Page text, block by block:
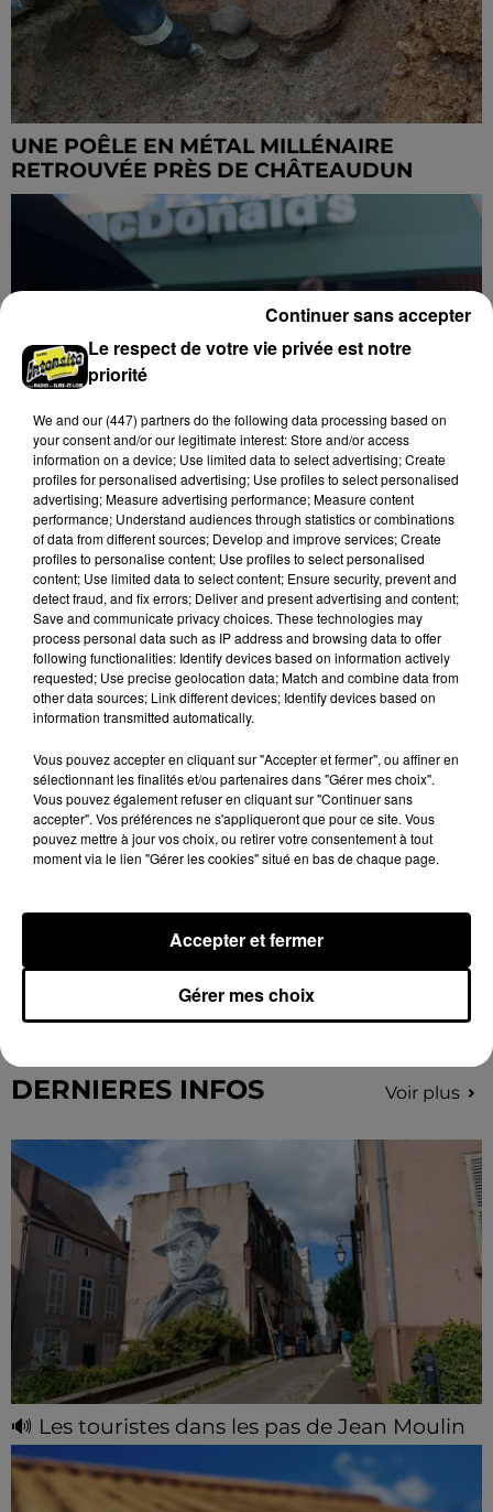
UNE POÊLE EN MÉTAL MILLÉNAIRE
RETROUVÉE PRÈS DE CHÂTEAUDUN
🔊 LE MCDONALD'S D'ILLIERS-COMBRAY
OUVRE SES PORTES ET MISE SUR...
🔊 « CELUI QUI DÉCIDE PAIE » : À DREUX,
LES DÉPARTEMENTS RÉCLAMENT...
DERNIERES INFOS Voir plus
🔊 Les touristes dans les pas de Jean Moulin
Le « tourisme de mémoire » s'invite dans les sorties
estivales de Chartres Tourisme.
Le respect de votre vie privée est notre
priorité
We and our (447) partnersdo the following data processing based on
your consent and/or our legitimate interest: Store and/or access
information on a device; Use limited data to select advertising; Create
profiles for personalised advertising; Use profiles to select personalised
advertising; Measure advertising performance; Measure content
performance; Understand audiences through statistics or combinations
of data from different sources; Develop and improve services; Create
profiles to personalise content; Use profiles to select personalised
content; Use limited data to select content; Ensure security, prevent and
detect fraud, and fix errors; Deliver and present advertising and content;
Save and communicate privacy choices. These technologies may
process personal data such as IP address and browsing data to offer
following functionalities: Identify devices based on information actively
requested; Use precise geolocation data; Match and combine data from
other data sources; Link different devices; Identify devices based on
information transmitted automatically.
Vous pouvez accepter en cliquant sur "Accepter et fermer", ou affiner en
sélectionnant les finalités et/ou partenaires dans "Gérer mes choix".
Vous pouvez également refuser en cliquant sur "Continuer sans
accepter". Vos préférences ne s'appliqueront que pour ce site. Vous
pouvez mettre à jour vos choix, ou retirer votre consentement à tout
moment via le lien "Gérer les cookies" situé en bas de chaque page.
Gérer mes choix
Accepter et fermer
Continuer sans accepter